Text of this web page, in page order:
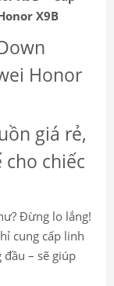
X9B
Honor
giá rẻ,
chiếc
Đừng lo lắng!
cung cấp linh
– sẽ giúp